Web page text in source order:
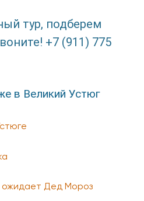
тур, подберем
+7 (911) 775
в Великий Устюг
ожидает Дед Мороз